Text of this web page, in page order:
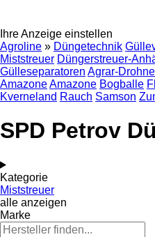
Ihre Anzeige einstellen
Agroline » Düngetechnik
Miststreuer Düngerstreuer-
Gülleseparatoren Agrar-
AmazoneAmazone Bogballe
Kverneland Rauch Samson
SPD Petrov
Kategorie
Miststreuer
alle anzeigen
Marke